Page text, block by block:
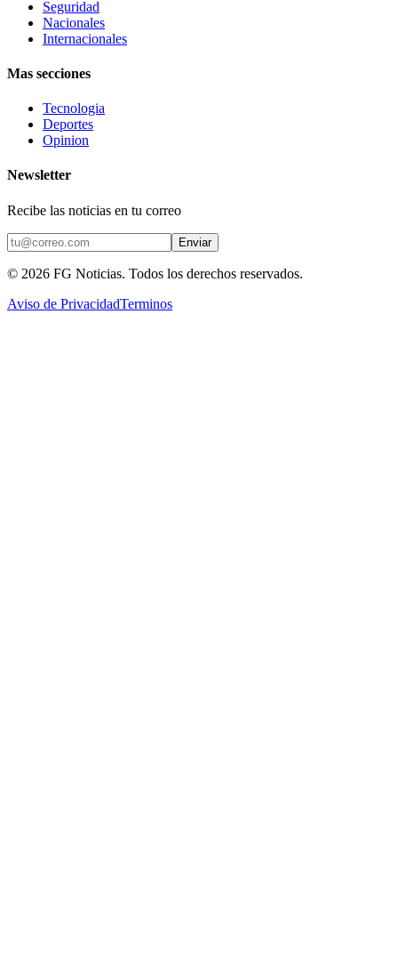
Seguridad
Nacionales
Internacionales
Mas secciones
Tecnologia
Deportes
Opinion
Newsletter
Recibe las noticias en tu correo
Enviar
© 2026 FG Noticias. Todos los derechos reservados.
Aviso de PrivacidadTerminos